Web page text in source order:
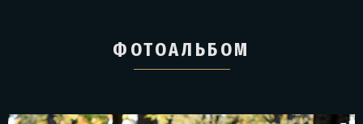
ФОТОАЛЬБОМ